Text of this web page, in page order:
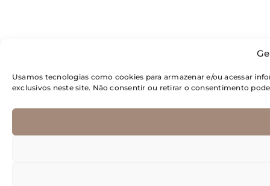
Usamos tecnologias como cookies para armazenar e/ou acessar
exclusivos neste site. Não consentir ou retirar o consentimento